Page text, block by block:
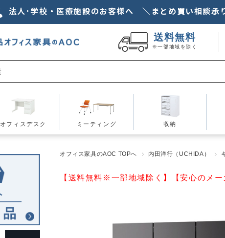
法人･学校・医療施設のお客様へ ＼まとめ買い相談承
送料無料
※一部地域を除く
オフィスデスク ミーティング 収納
オフィス家具のAOC TOPへ 内田洋行（UCHIDA）
【送料無料※一部地域除く】【安心のメー